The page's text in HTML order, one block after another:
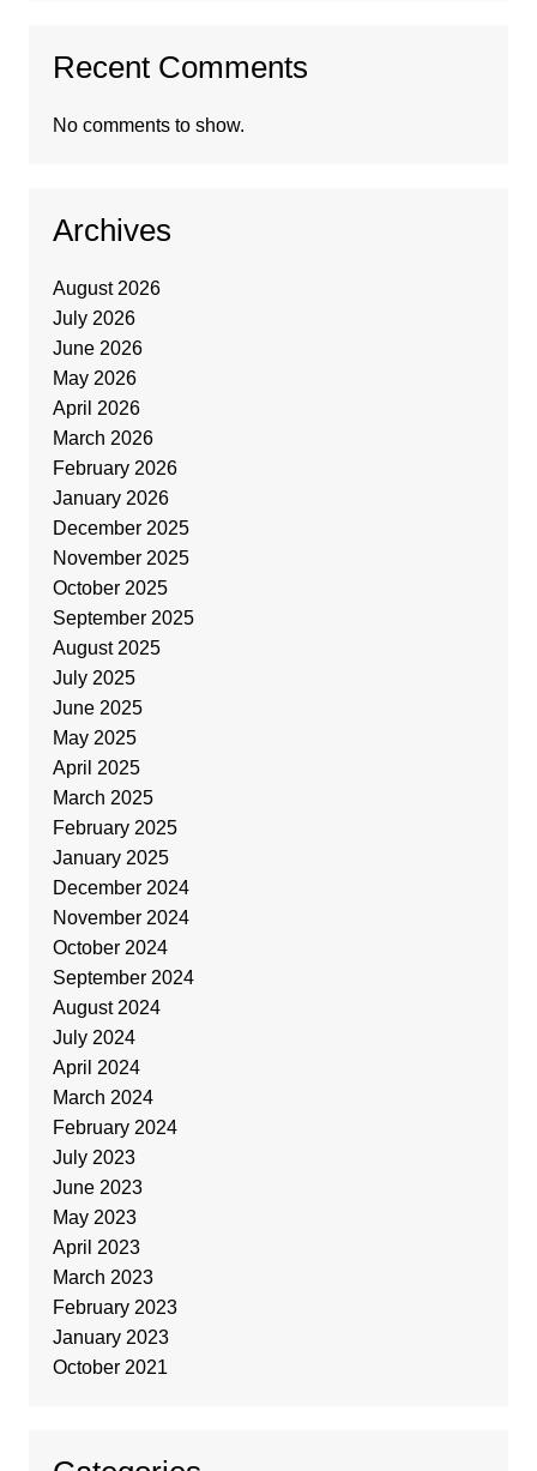
Recent Comments
No comments to show.
Archives
August 2026
July 2026
June 2026
May 2026
April 2026
March 2026
February 2026
January 2026
December 2025
November 2025
October 2025
September 2025
August 2025
July 2025
June 2025
May 2025
April 2025
March 2025
February 2025
January 2025
December 2024
November 2024
October 2024
September 2024
August 2024
July 2024
April 2024
March 2024
February 2024
July 2023
June 2023
May 2023
April 2023
March 2023
February 2023
January 2023
October 2021